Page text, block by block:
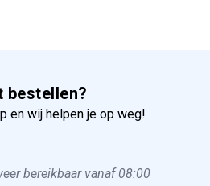
bestellen?
en wij helpen je op weg!
bereikbaar vanaf 08:00